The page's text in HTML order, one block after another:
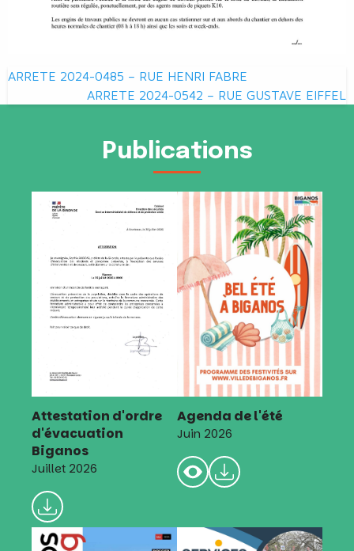
Navigation
de
ARRETE 2024-0485 – RUE HENRI FABRE
ARRETE 2024-0542 – RUE GUSTAVE EIFFEL
Publications
Attestation d'ordre
d'évacuation
Biganos
Juillet 2026
Agenda de l'été
Juin 2026